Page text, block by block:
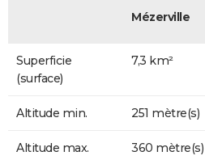
Mézerville
Superficie
(surface)
7,3 km²
Altitude min. 251 mètre(s)
Altitude max. 360 mètre(s)